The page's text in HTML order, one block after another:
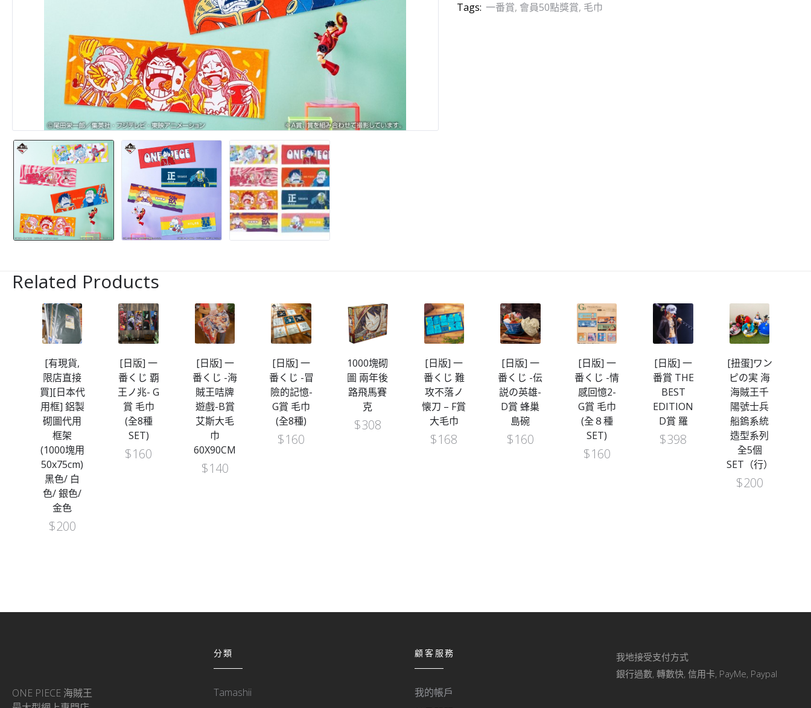
Tags: 一番賞, 會員50點獎賞, 毛巾
Related Products
[有現貨,
限店直接
買][日本代
用框] 鋁製
砌圖代用
框架
(1000塊用
50x75cm)
黑色/ 白
色/ 銀色/
金色
$200
[日版] 一
番くじ 覇
王ノ兆- G
賞 毛巾
(全8種
SET)
$160
[日版] 一
番くじ -海
賊王咭牌
遊戲-B賞
艾斯大毛
巾
60X90CM
$140
[日版] 一
番くじ -冒
險的記憶-
G賞 毛巾
(全8種)
$160
1000塊砌
圖 兩年後
路飛馬賽
克
$308
[日版] 一
番くじ 難
攻不落ノ
懐刀 – F賞
大毛巾
$168
[日版] 一
番くじ -伝
説の英雄-
D賞 蜂巢
島碗
$160
[日版] 一
番くじ -情
感回憶2-
G賞 毛巾
(全８種
SET)
$160
[日版] 一
番賞 THE
BEST
EDITION
D賞 羅
$398
[扭蛋]ワン
ピの実 海
海賊王千
陽號士兵
船鎢系統
造型系列
全5個
SET（行）
$200
ONE PIECE 海賊王
分類
Tamashii
顧客服務
我的帳戶
我地接受支付方式
銀行過數, 轉數快, 信用卡, PayMe, Paypal